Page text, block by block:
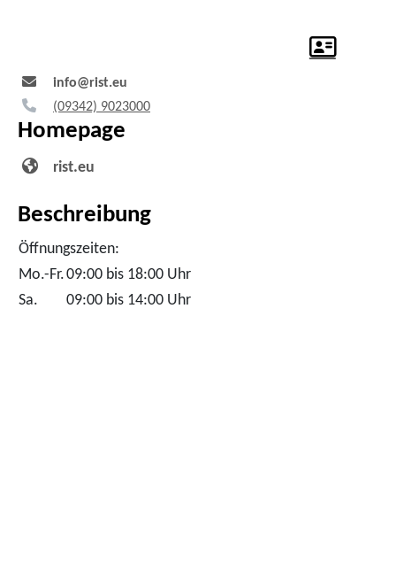
info@rist.eu
(09342) 9023000
Homepage
rist.eu
Beschreibung
Öffnungszeiten:
Mo.-Fr.09:00 bis 18:00 Uhr
Sa.
09:00 bis 14:00 Uhr